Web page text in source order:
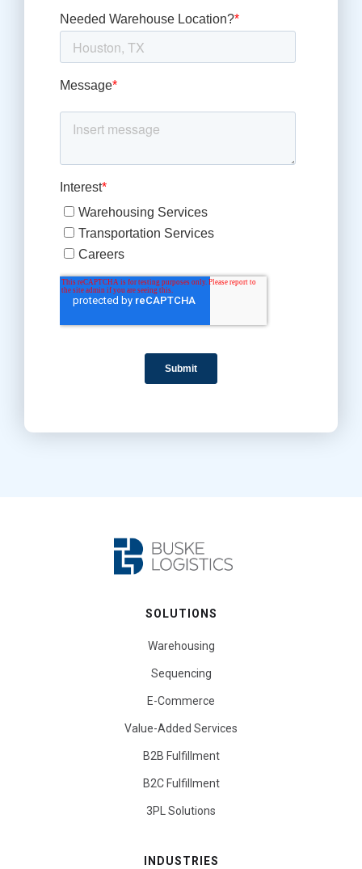
SOLUTIONS
Warehousing
Sequencing
E-Commerce
Value-Added Services
B2B Fulfillment
B2C Fulfillment
3PL Solutions
INDUSTRIES